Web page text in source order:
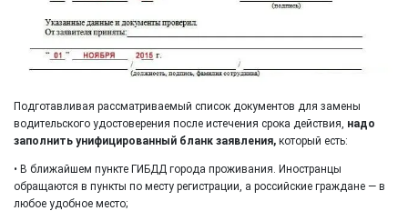
Подготавливая рассматриваемый список документов для замены
водительского удостоверения после истечения срока действия, надо
заполнить унифицированный бланк заявления, который есть:
• В ближайшем пункте ГИБДД города проживания. Иностранцы
обращаются в пункты по месту регистрации, а российские граждане — в
любое удобное место;